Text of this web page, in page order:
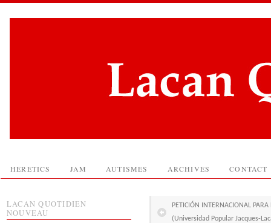
HERETICS JAM AUTISMES ARCHIVES CONTACT
PETICIÓN INTERNACIONAL
(Universidad Popular Jacques-
LACAN QUOTIDIEN
NOUVEAU